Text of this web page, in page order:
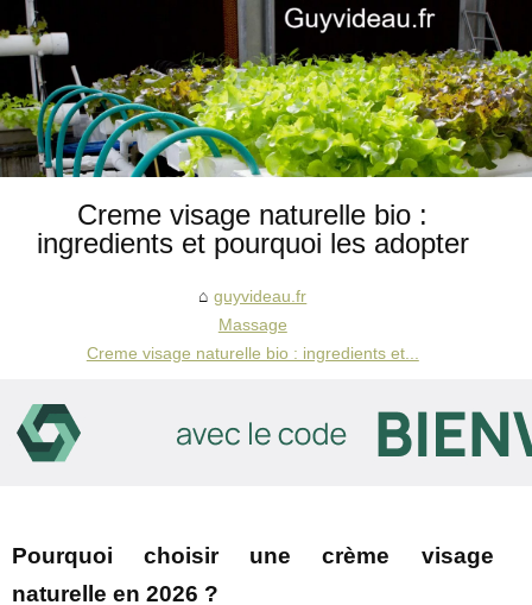
Creme visage naturelle bio :
ingredients et pourquoi les adopter
guyvideau.fr
Massage
Creme visage naturelle bio : ingredients et...
Pourquoi choisir une crème visage
naturelle en 2026 ?